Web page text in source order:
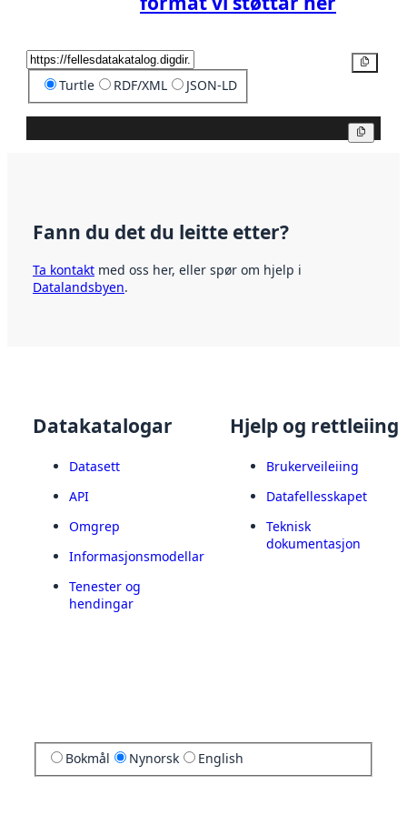
Turtle RDF/XML JSON-LD
Fann du det du leitte etter?
Ta kontakt med oss her, eller spør om hjelp i
Datalandsbyen.
Datakatalogar
Datasett
API
Omgrep
Informasjonsmodellar
Tenester og
hendingar
Hjelp og rettleiing
Brukerveileiing
Datafellesskapet
Teknisk
dokumentasjon
Bokmål Nynorsk English